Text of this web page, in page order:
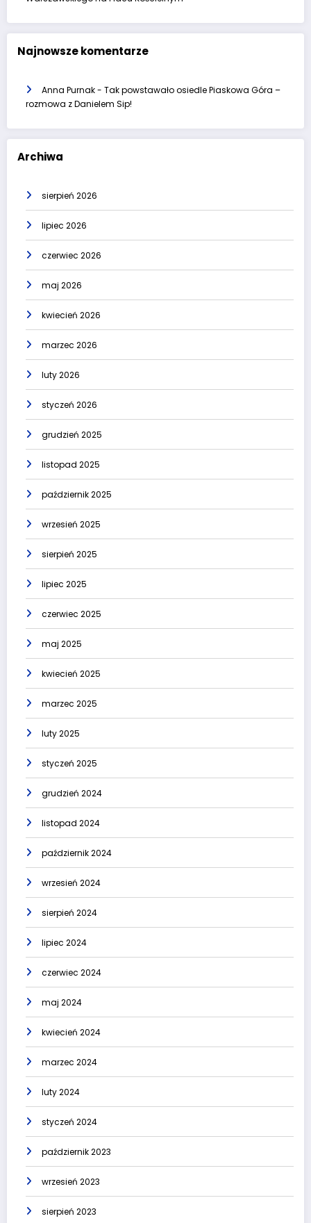
Najnowsze komentarze
Anna Purnak- Tak powstawało osiedle Piaskowa Góra –
rozmowa z Danielem Sip!
Archiwa
sierpień 2026
lipiec 2026
czerwiec 2026
maj 2026
kwiecień 2026
marzec 2026
luty 2026
styczeń 2026
grudzień 2025
listopad 2025
październik 2025
wrzesień 2025
sierpień 2025
lipiec 2025
czerwiec 2025
maj 2025
kwiecień 2025
marzec 2025
luty 2025
styczeń 2025
grudzień 2024
listopad 2024
październik 2024
wrzesień 2024
sierpień 2024
lipiec 2024
czerwiec 2024
maj 2024
kwiecień 2024
marzec 2024
luty 2024
styczeń 2024
październik 2023
wrzesień 2023
sierpień 2023